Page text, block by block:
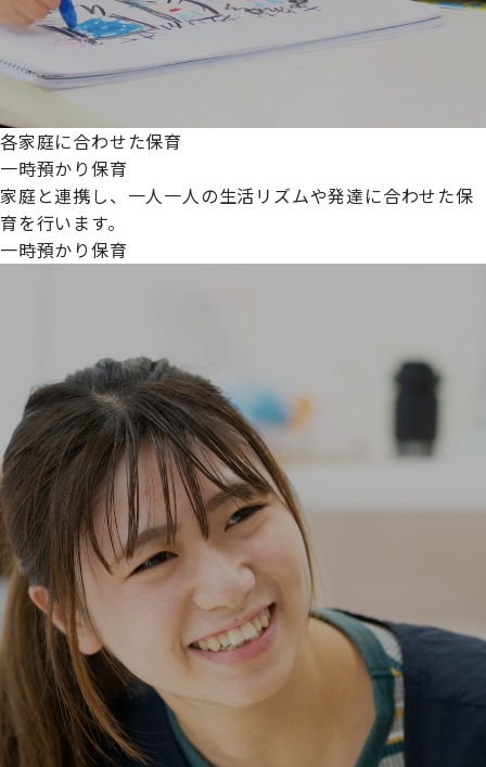
各家庭に合わせた保育
一時預かり保育
家庭と連携し、一人一人の生活リズムや発達に合わせた保
育を行います。
一時預かり保育